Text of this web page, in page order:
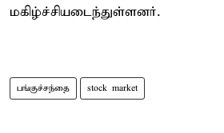
மகிழ்ச்சியடைந்துள்ளனர்.
பங்குச்சந்தை stock market